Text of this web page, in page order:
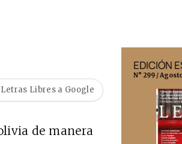
Libres a Google
de manera
EDICIÓN
N° 299 /